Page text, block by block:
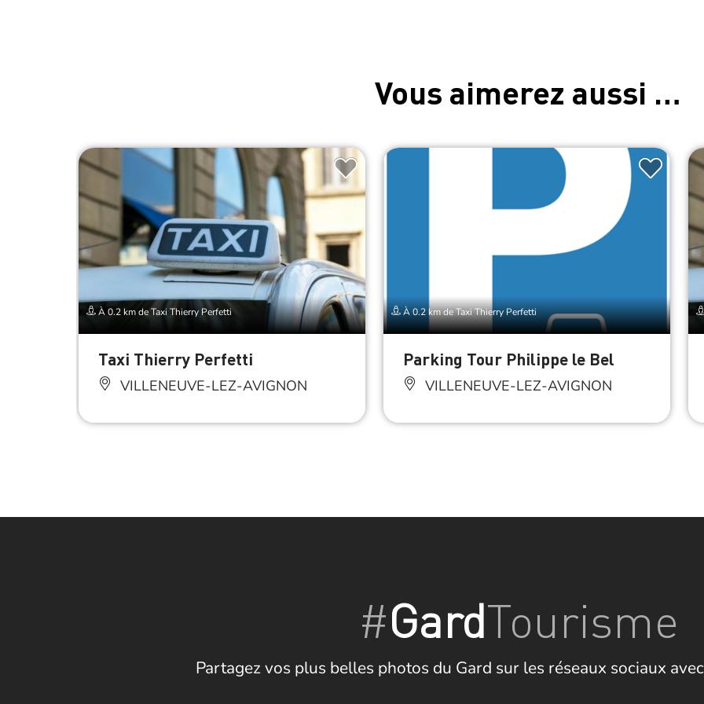
Vous aimerez aussi …
À 0.2 km de Taxi Thierry Perfetti
Taxi Thierry Perfetti
VILLENEUVE-LEZ-AVIGNON
À 0.2 km de Taxi Thierry Perfetti
Parking Tour Philippe le Bel
VILLENEUVE-LEZ-AVIGNON
#GardTourisme
Partagez vos plus belles photos du Gard sur les réseaux sociaux